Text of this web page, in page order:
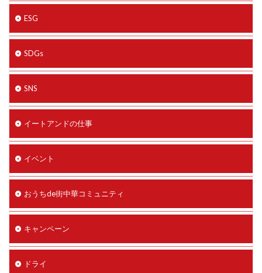
ESG
SDGs
SNS
イートアンドの仕事
イベント
おうちde街中華コミュニティ
キャンペーン
ドライ